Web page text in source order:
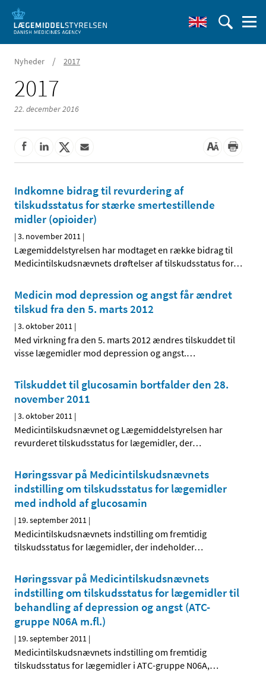
Nyheder / 2017
2017
22. december 2016
Indkomne bidrag til revurdering af
tilskudsstatus for stærke smertestillende
midler (opioider)
|3. november 2011 |
Lægemiddelstyrelsen har modtaget en række bidrag til
Medicintilskudsnævnets drøftelser af tilskudsstatus for…
Medicin mod depression og angst får ændret
tilskud fra den 5. marts 2012
|3. oktober 2011 |
Med virkning fra den 5. marts 2012 ændres tilskuddet til
visse lægemidler mod depression og angst.…
Tilskuddet til glucosamin bortfalder den 28.
november 2011
|3. oktober 2011 |
Medicintilskudsnævnet og Lægemiddelstyrelsen har
revurderet tilskudsstatus for lægemidler, der…
Høringssvar på Medicintilskudsnævnets
indstilling om tilskudsstatus for lægemidler
med indhold af glucosamin
| 19. september 2011 |
Medicintilskudsnævnets indstilling om fremtidig
tilskudsstatus for lægemidler, der indeholder…
Høringssvar på Medicintilskudsnævnets
indstilling om tilskudsstatus for lægemidler til
behandling af depression og angst (ATC-
gruppe N06A m.fl.)
| 19. september 2011 |
Medicintilskudsnævnets indstilling om fremtidig
tilskudsstatus for lægemidler i ATC-gruppe N06A,…